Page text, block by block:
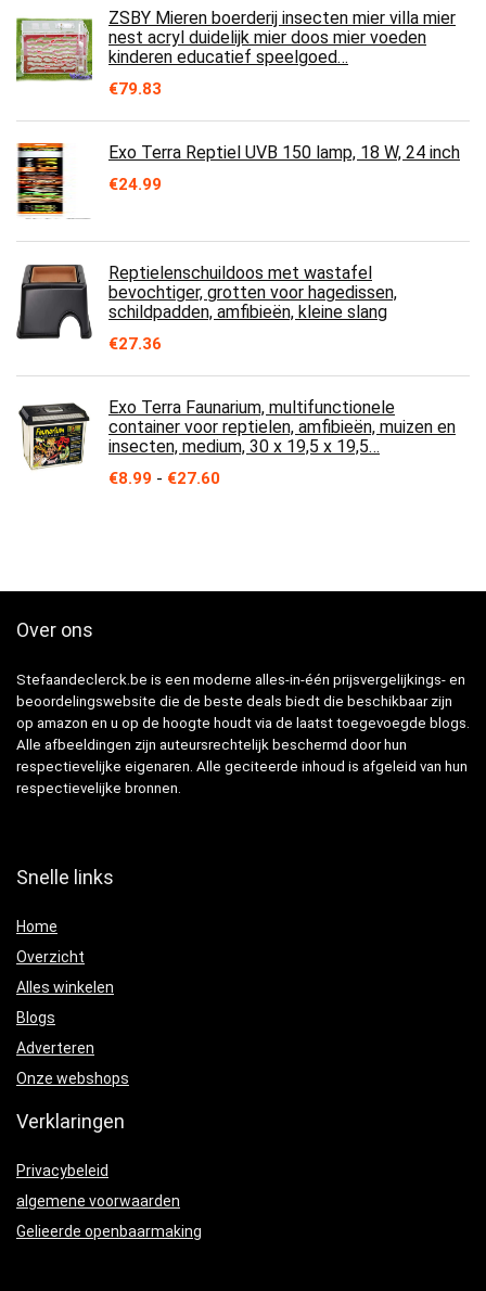
ZSBY Mieren boerderij insecten mier villa mier
nest acryl duidelijk mier doos mier voeden
kinderen educatief speelgoed…
€79.83
Exo Terra Reptiel UVB 150 lamp, 18 W, 24 inch
€24.99
Reptielenschuildoos met wastafel
bevochtiger, grotten voor hagedissen,
schildpadden, amfibieën, kleine slang
€27.36
Exo Terra Faunarium, multifunctionele
container voor reptielen, amfibieën, muizen en
insecten, medium, 30 x 19,5 x 19,5…
€8.99 - €27.60Prijsklasse:
Over ons
Stefaandeclerck.be is een moderne alles-in-één prijsvergelijkings- en
beoordelingswebsite die de beste deals biedt die beschikbaar zijn
op amazon en u op de hoogte houdt via de laatst toegevoegde blogs.
Alle afbeeldingen zijn auteursrechtelijk beschermd door hun
respectievelijke eigenaren. Alle geciteerde inhoud is afgeleid van hun
respectievelijke bronnen.
Snelle links
Home
Overzicht
Alles winkelen
Blogs
Adverteren
Onze webshops
Verklaringen
Privacybeleid
algemene voorwaarden
Gelieerde openbaarmaking